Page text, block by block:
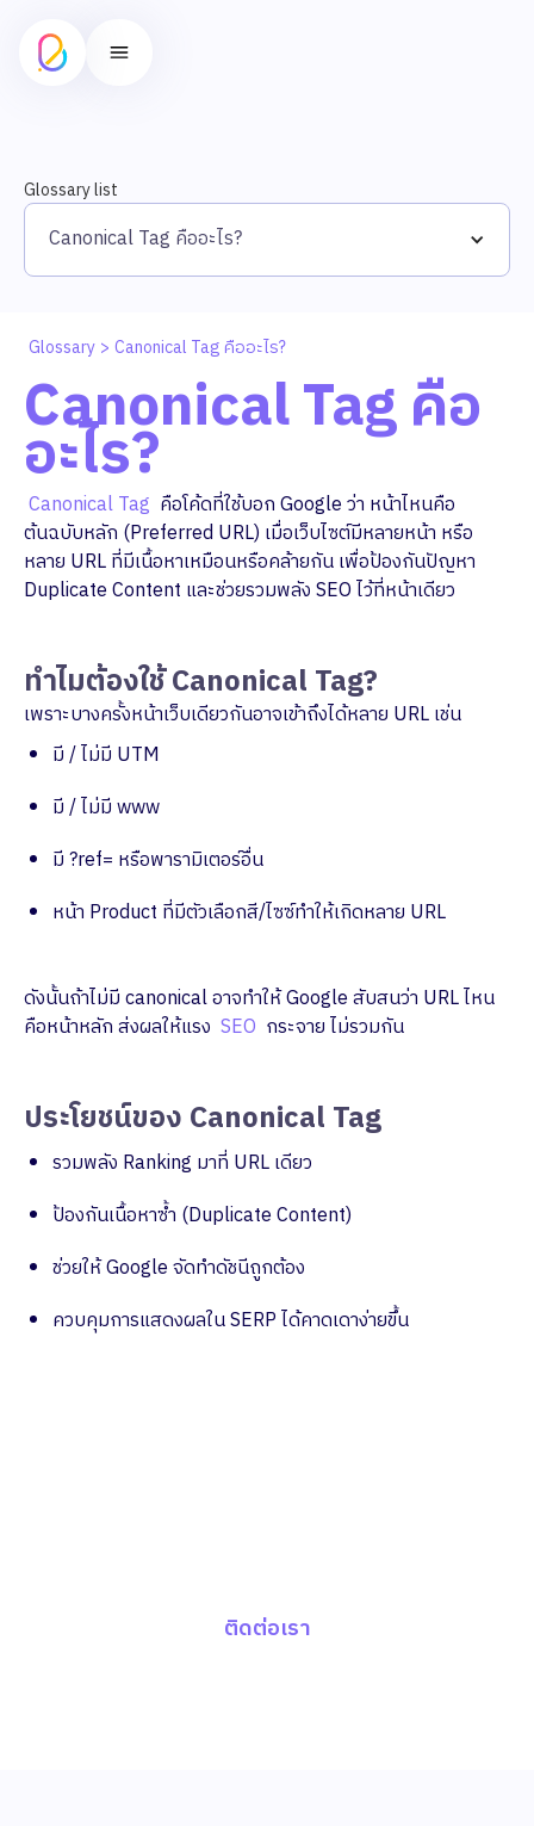
Glossary list
Canonical Tag คืออะไร?
Glossary > Canonical Tag คืออะไร?
Canonical Tag คือ
อะไร?
Canonical Tag คือโค้ดที่ใช้บอก Google ว่า หน้าไหนคือ
ต้นฉบับหลัก (Preferred URL) เมื่อเว็บไซต์มีหลายหน้า หรือ
หลาย URL ที่มีเนื้อหาเหมือนหรือคล้ายกัน เพื่อป้องกันปัญหา
Duplicate Content และช่วยรวมพลัง SEO ไว้ที่หน้าเดียว
ทำไมต้องใช้ Canonical Tag?
เพราะบางครั้งหน้าเว็บเดียวกันอาจเข้าถึงได้หลาย URL เช่น
มี / ไม่มี UTM
มี / ไม่มี www
มี ?ref= หรือพารามิเตอร์อื่น
หน้า Product ที่มีตัวเลือกสี/ไซซ์ทำให้เกิดหลาย URL
ดังนั้นถ้าไม่มี canonical อาจทำให้ Google สับสนว่า URL ไหน
คือหน้าหลัก ส่งผลให้แรง SEO กระจาย ไม่รวมกัน
ประโยชน์ของ Canonical Tag
รวมพลัง Ranking มาที่ URL เดียว
ป้องกันเนื้อหาซ้ำ (Duplicate Content)
ช่วยให้ Google จัดทำดัชนีถูกต้อง
ควบคุมการแสดงผลใน SERP ได้คาดเดาง่ายขึ้น
ติดต่อเรา